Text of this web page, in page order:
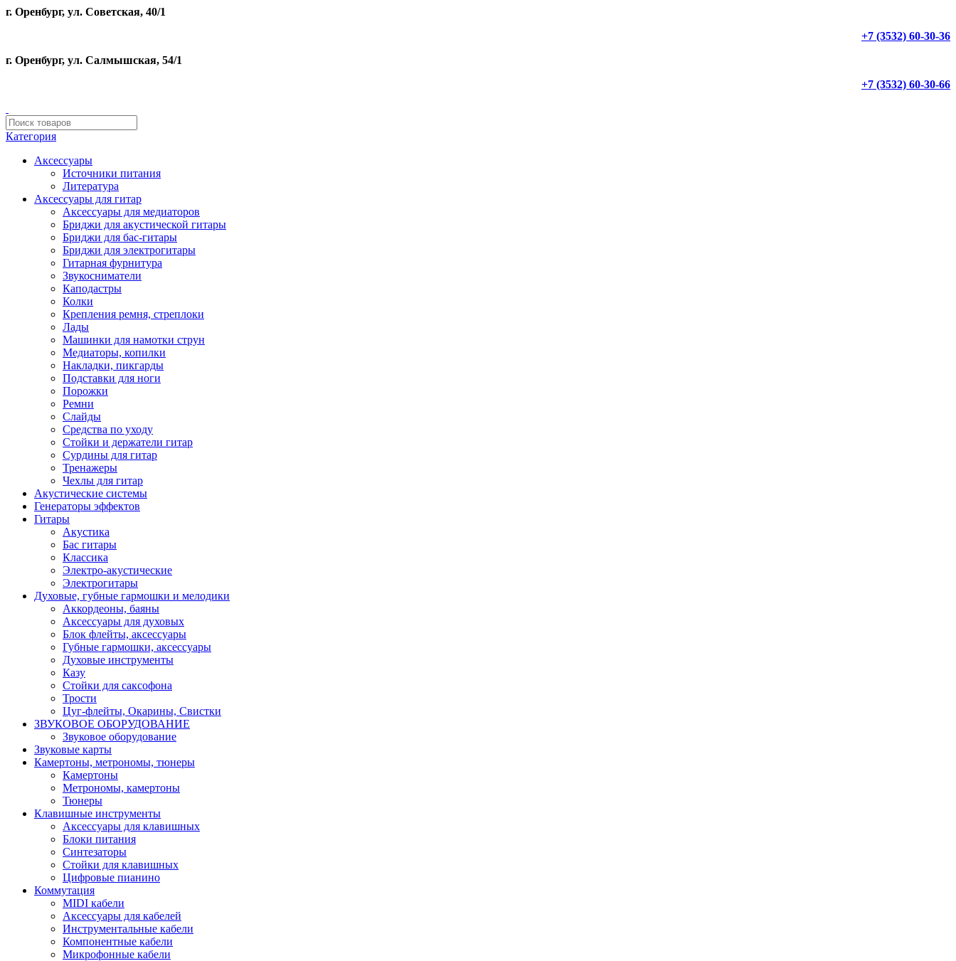
г. Оренбург, ул. Советская, 40/1
+7 (3532) 60-30-36
г. Оренбург, ул. Салмышская, 54/1
+7 (3532) 60-30-66
Категория
Аксессуары
Источники питания
Литература
Аксессуары для гитар
Аксессуары для медиаторов
Бриджи для акустической гитары
Бриджи для бас-гитары
Бриджи для электрогитары
Гитарная фурнитура
Звукосниматели
Каподастры
Колки
Крепления ремня, стреплоки
Лады
Машинки для намотки струн
Медиаторы, копилки
Накладки, пикгарды
Подставки для ноги
Порожки
Ремни
Слайды
Средства по уходу
Стойки и держатели гитар
Сурдины для гитар
Тренажеры
Чехлы для гитар
Акустические системы
Генераторы эффектов
Гитары
Акустика
Бас гитары
Классика
Электро-акустические
Электрогитары
Духовые, губные гармошки и мелодики
Аккордеоны, баяны
Аксессуары для духовых
Блок флейты, аксессуары
Губные гармошки, аксессуары
Духовые инструменты
Казу
Стойки для саксофона
Трости
Цуг-флейты, Окарины, Свистки
ЗВУКОВОЕ ОБОРУДОВАНИЕ
Звуковое оборудование
Звуковые карты
Камертоны, метрономы, тюнеры
Камертоны
Метрономы, камертоны
Тюнеры
Клавишные инструменты
Аксессуары для клавишных
Блоки питания
Синтезаторы
Стойки для клавишных
Цифровые пианино
Коммутация
MIDI кабели
Аксессуары для кабелей
Инструментальные кабели
Компонентные кабели
Микрофонные кабели